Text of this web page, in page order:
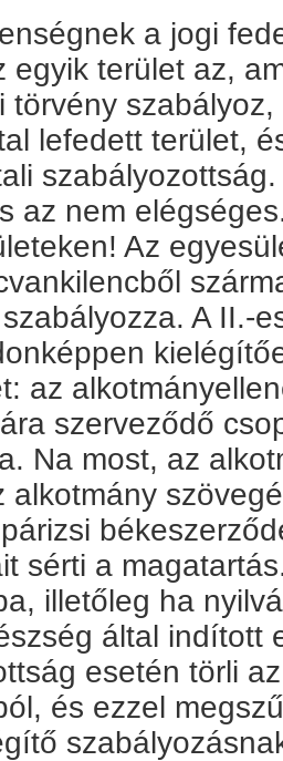
a jogi
egyik terület az,
törvény
lefedett terület,
az nem
Az
A II.-
az
szerveződő
Na most, az
alkotmány
sérti a
illetőleg ha
által indított
esetén törli
és ezzel